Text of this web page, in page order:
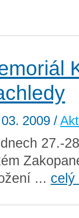
2009 /
27.-
... celý